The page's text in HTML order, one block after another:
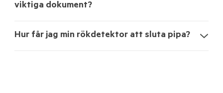
viktiga dokument?
Hur får jag min rökdetektor att sluta pipa?